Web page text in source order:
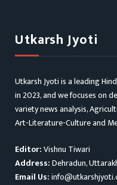
Utkarsh Jyoti
Utkarsh Jyoti is a leading
in 2023, and we focuses on
variety news analysis,
Art-Literature-Culture and
Editor:Vishnu Tiwari
Address:Dehradun,
Email Us: